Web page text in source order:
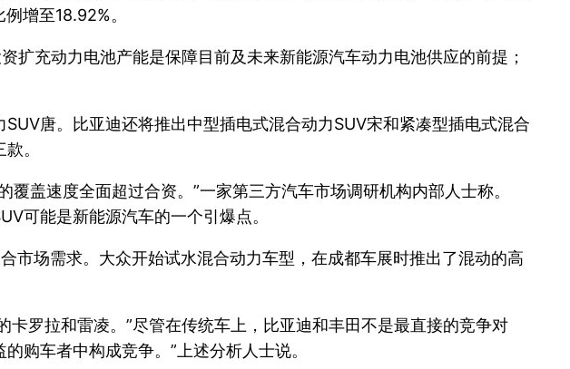
增至18.92%。
充动力电池产能是保障目前及未来新能源汽车动力电池供应的前提；
唐。比亚迪还将推出中型插电式混合动力SUV宋和紧凑型插电式混合
。
盖速度全面超过合资。”一家第三方汽车市场调研机构内部人士称。
可能是新能源汽车的一个引爆点。
市场需求。大众开始试水混合动力车型，在成都车展时推出了混动的高
罗拉和雷凌。”尽管在传统车上，比亚迪和丰田不是最直接的竞争对
购车者中构成竞争。”上述分析人士说。